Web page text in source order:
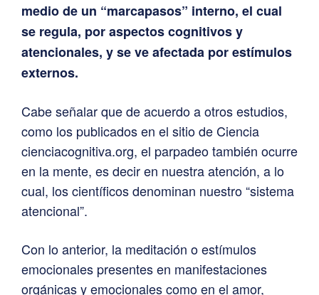
medio de un “marcapasos” interno, el cual
se regula, por aspectos cognitivos y
atencionales, y se ve afectada por estímulos
externos.
Cabe señalar que de acuerdo a otros estudios,
como los publicados en el sitio de Ciencia
cienciacognitiva.org, el parpadeo también ocurre
en la mente, es decir en nuestra atención, a lo
cual, los científicos denominan nuestro “sistema
atencional”.
Con lo anterior, la meditación o estímulos
emocionales presentes en manifestaciones
orgánicas y emocionales como en el amor,